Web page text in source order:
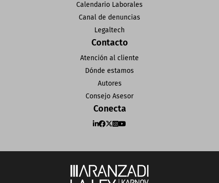
Calendario Laborales
Canal de denuncias
Legaltech
Contacto
Atención al cliente
Dónde estamos
Autores
Consejo Asesor
Conecta